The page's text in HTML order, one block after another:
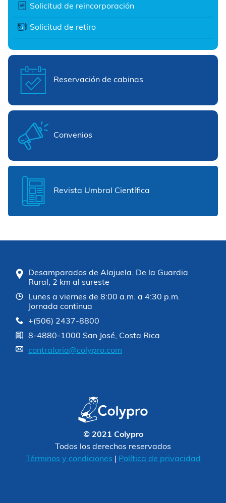
Solicitud de reincorporación
Solicitud de retiro
Reservación de cabinas
Convenios
Revista Umbral Científica
Desamparados de Alajuela. De la Guardia
Rural, 2 km al sureste
Lunes a viernes de 8:00 a.m. a 4:30 p.m.
Jornada continua
+(506) 2437-8800
8-4880-1000 San José, Costa Rica
contraloria@colypro.com
© 2021 Colypro
Todos los derechos reservados
Términos y condiciones
Política de privacidad